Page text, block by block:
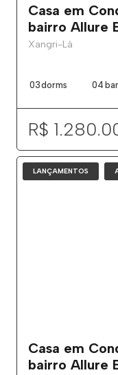
Casa em
bairro Allure
Xangri-Lá
03dorms 04
R$
LANÇAMENTOS
Casa em
bairro Allure